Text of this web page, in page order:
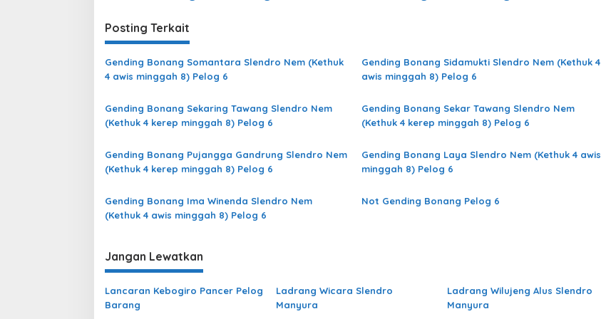
Posting Terkait
Gending Bonang Somantara Slendro Nem (Kethuk
4 awis minggah 8) Pelog 6
Gending Bonang Sidamukti Slendro Nem (Kethuk 4
awis minggah 8) Pelog 6
Gending Bonang Sekaring Tawang Slendro Nem
(Kethuk 4 kerep minggah 8) Pelog 6
Gending Bonang Sekar Tawang Slendro Nem
(Kethuk 4 kerep minggah 8) Pelog 6
Gending Bonang Pujangga Gandrung Slendro Nem
(Kethuk 4 kerep minggah 8) Pelog 6
Gending Bonang Laya Slendro Nem (Kethuk 4 awis
minggah 8) Pelog 6
Gending Bonang Ima Winenda Slendro Nem
(Kethuk 4 awis minggah 8) Pelog 6
Not Gending Bonang Pelog 6
Jangan Lewatkan
Lancaran Kebogiro Pancer Pelog
Barang
Ladrang Wicara Slendro
Manyura
Ladrang Wilujeng Alus Slendro
Manyura